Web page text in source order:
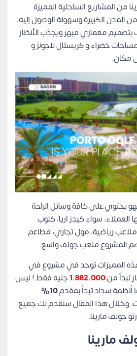
من المشاريع الساحلية المميزة
المدن الكبيرة وسهولة الوصول إليه،
بتصميم معماري مبهر ويجذب الأنظار
مساحات خضراء و كريستال لاجونز و
مكان.
يحتوي على كافة وسائل الراحة
العملاء، سواء كيدز اريا، كلوب
رياضية، مول تجاري، مطاعم
المشروع ملعب جولف واسع.
المميزات توجد في مشروع في
تبدأ من1.882.000جنيه فقط ! ليس
أنظمة سداد تبدأ بمقدم10%
وخلال هذا المقال سنقدم لك جميع
جولف مارينا.
مارينا